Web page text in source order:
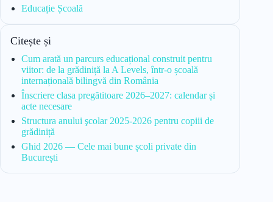
Educație Școală
Citește și
Cum arată un parcurs educațional construit pentru
viitor: de la grădiniță la A Levels, într-o școală
internațională bilingvă din România
Înscriere clasa pregătitoare 2026–2027: calendar și
acte necesare
Structura anului şcolar 2025-2026 pentru copiii de
grădiniță
Ghid 2026 — Cele mai bune școli private din
București